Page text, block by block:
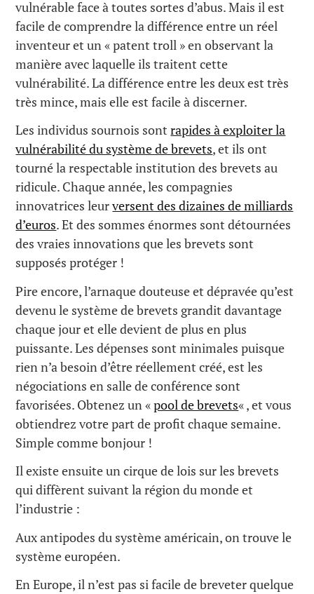
vulnérable face à toutes sortes d’abus. Mais il est
facile de comprendre la différence entre un réel
inventeur et un « patent troll » en observant la
manière avec laquelle ils traitent cette
vulnérabilité. La différence entre les deux est très
très mince, mais elle est facile à discerner.
Les individus sournois sontrapides à exploiter la
vulnérabilité du système de brevets, et ils ont
tourné la respectable institution des brevets au
ridicule. Chaque année, les compagnies
innovatrices leurversent des dizaines de milliards
d’euros. Et des sommes énormes sont détournées
des vraies innovations que les brevets sont
supposés protéger !
Pire encore, l’arnaque douteuse et dépravée qu’est
devenu le système de brevets grandit davantage
chaque jour et elle devient de plus en plus
puissante. Les dépenses sont minimales puisque
rien n’a besoin d’être réellement créé, est les
négociations en salle de conférence sont
favorisées. Obtenez un «pool de brevets« , et vous
obtiendrez votre part de profit chaque semaine.
Simple comme bonjour !
Il existe ensuite un cirque de lois sur les brevets
qui diffèrent suivant la région du monde et
l’industrie :
Aux antipodes du système américain, on trouve le
système européen.
En Europe, il n’est pas si facile de breveter quelque